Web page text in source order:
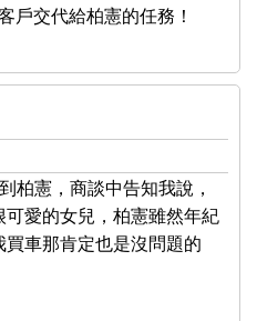
戶交代給柏憲的任務！
柏憲，商談中告知我說，
愛的女兒，柏憲雖然年紀
車那肯定也是沒問題的